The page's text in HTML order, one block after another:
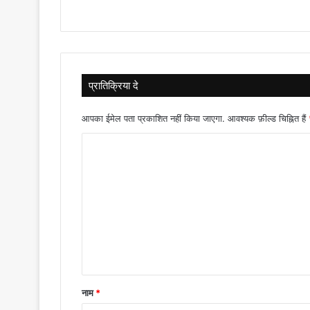
प्रातिक्रिया दे
आपका ईमेल पता प्रकाशित नहीं किया जाएगा. आवश्यक फ़ील्ड चिह्नित हैं
नाम*